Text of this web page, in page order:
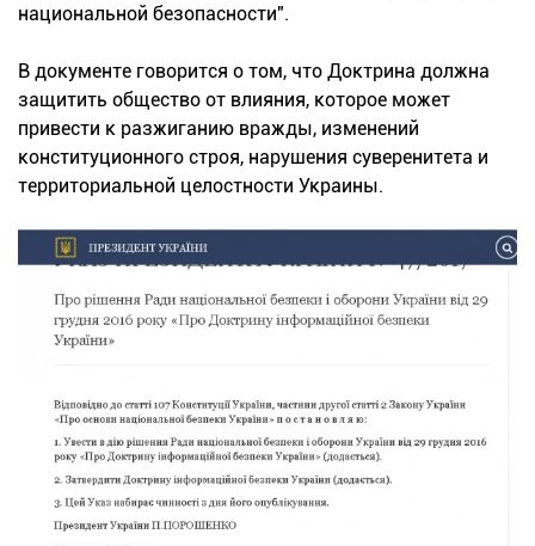
национальной безопасности".
В документе говорится о том, что Доктрина должна
защитить общество от влияния, которое может
привести к разжиганию вражды, изменений
конституционного строя, нарушения суверенитета и
территориальной целостности Украины.